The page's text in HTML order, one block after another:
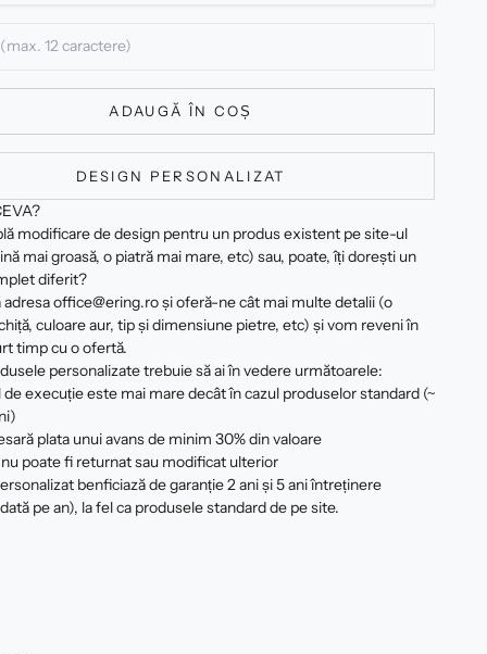
ADAUGĂ ÎN COȘ
DESIGN PERSONALIZAT
modificare de design pentru un produs existent pe site-ul
mai groasă, o piatră mai mare, etc) sau, poate, îți dorești un
diferit?
office@ering.ro și oferă-ne cât mai multe detalii (o
culoare aur, tip și dimensiune pietre, etc) și vom reveni în
timp cu o ofertă.
personalizate trebuie să ai în vedere următoarele:
execuție este mai mare decât în cazul produselor standard (~
plata unui avans de minim 30% din valoare
poate fi returnat sau modificat ulterior
benficiază de garanție 2 ani și 5 ani întreținere
pe an), la fel ca produsele standard de pe site.